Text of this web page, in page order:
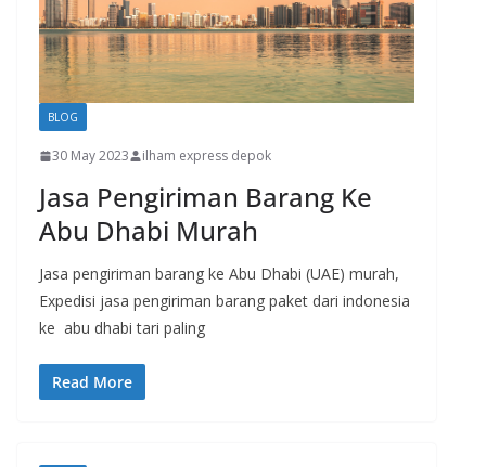
BLOG
30 May 2023 ilham express depok
Jasa Pengiriman Barang Ke
Abu Dhabi Murah
Jasa pengiriman barang ke Abu Dhabi (UAE) murah,
Expedisi jasa pengiriman barang paket dari indonesia
ke abu dhabi tari paling
Read More